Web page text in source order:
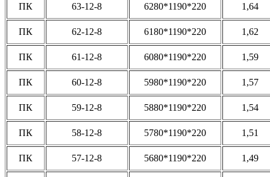
ПК 63-12-8 6280*1190*220 1,64
ПК 62-12-8 6180*1190*220 1,62
ПК 61-12-8 6080*1190*220 1,59
ПК 60-12-8 5980*1190*220 1,57
ПК 59-12-8 5880*1190*220 1,54
ПК 58-12-8 5780*1190*220 1,51
ПК 57-12-8 5680*1190*220 1,49